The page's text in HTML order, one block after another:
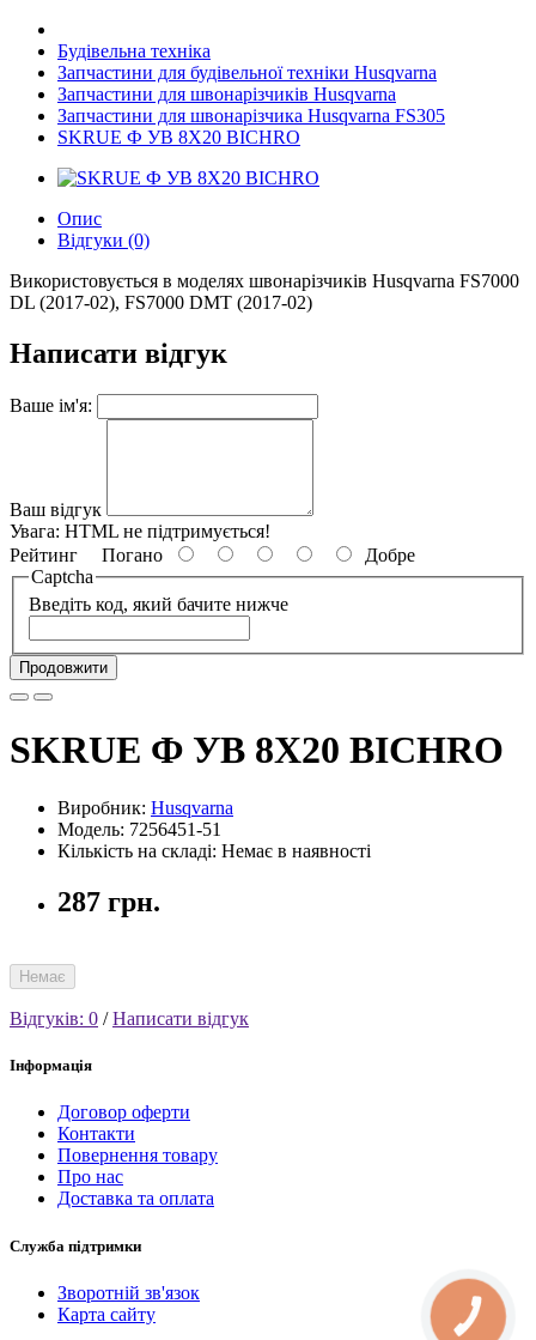
Будівельна техніка
Запчастини для будівельної техніки Husqvarna
Запчастини для швонарізчиків Husqvarna
Запчастини для швонарізчика Husqvarna FS305
SKRUE Ф УВ 8Х20 BICHRO
Опис
Відгуки (0)
Використовується в моделях швонарізчиків Husqvarna FS7000
DL (2017-02), FS7000 DMT (2017-02)
Написати відгук
Ваше ім'я:
Ваш відгук
Увага: HTML не підтримується!
Рейтинг Погано
Добре
Captcha
Введіть код, який бачите нижче
Продовжити
SKRUE Ф УВ 8Х20 BICHRO
Виробник: Husqvarna
Модель: 7256451-51
Кількість на складі: Немає в наявності
287 грн.
Немає
Відгуків: 0 /Написати відгук
Інформація
Договор оферти
Контакти
Повернення товару
Про нас
Доставка та оплата
Служба підтримки
Зворотній зв'язок
Карта сайту
КНОПКА
СВЯЗИ